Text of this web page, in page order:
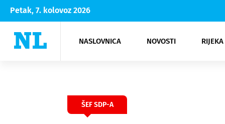
Petak, 7. kolovoz 2026
NASLOVNICA NOVOSTI
Rijeka Opatija
NK
Moda
Kultura
ŠEF SDP-A